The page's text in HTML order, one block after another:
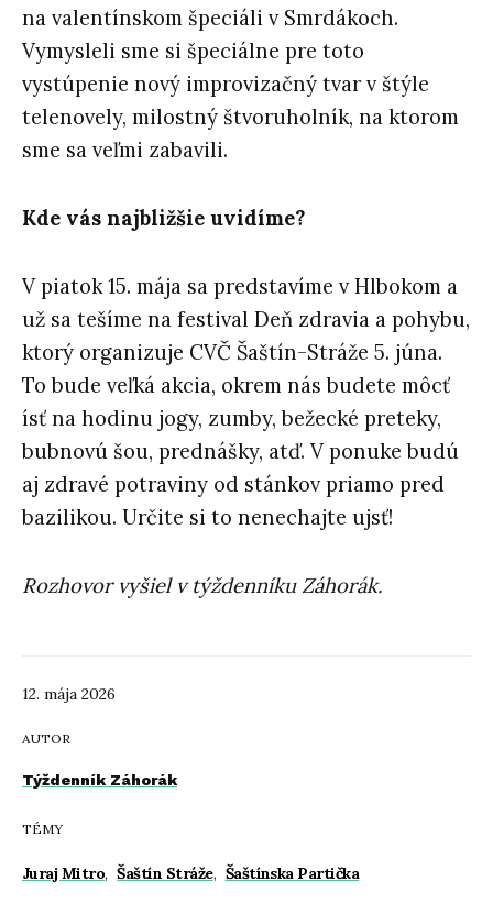
12. mája 2026
AUTOR
Týždenník Záhorák
TÉMY
Juraj Mitro, Šaštín Stráže, Šaštínska Partička
na valentínskom špeciáli v Smrdákoch.
Vymysleli sme si špeciálne pre toto
vystúpenie nový improvizačný tvar v štýle
telenovely, milostný štvoruholník, na ktorom
sme sa veľmi zabavili.
Kde vás najbližšie uvidíme?
V piatok 15. mája sa predstavíme v Hlbokom a
už sa tešíme na festival Deň zdravia a pohybu,
ktorý organizuje CVČ Šaštín-Stráže 5. júna.
To bude veľká akcia, okrem nás budete môcť
ísť na hodinu jogy, zumby, bežecké preteky,
bubnovú šou, prednášky, atď. V ponuke budú
aj zdravé potraviny od stánkov priamo pred
bazilikou. Určite si to nenechajte ujsť!
Rozhovor vyšiel v týždenníku Záhorák.